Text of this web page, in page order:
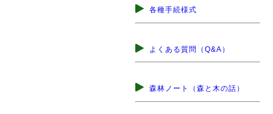
各種手続様式
よくある質問（Q&A）
森林ノート（森と木の話）